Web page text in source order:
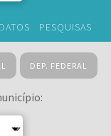
PESQUISAS
DEP. FEDERAL